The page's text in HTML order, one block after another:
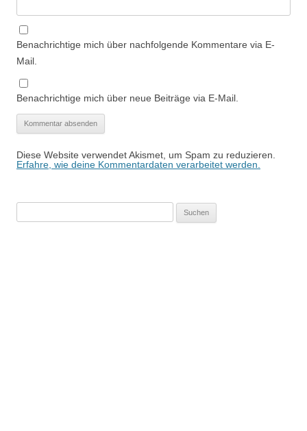
Benachrichtige mich über nachfolgende Kommentare via E-
Mail.
Benachrichtige mich über neue Beiträge via E-Mail.
Diese Website verwendet Akismet, um Spam zu reduzieren.
Erfahre, wie deine Kommentardaten verarbeitet werden.